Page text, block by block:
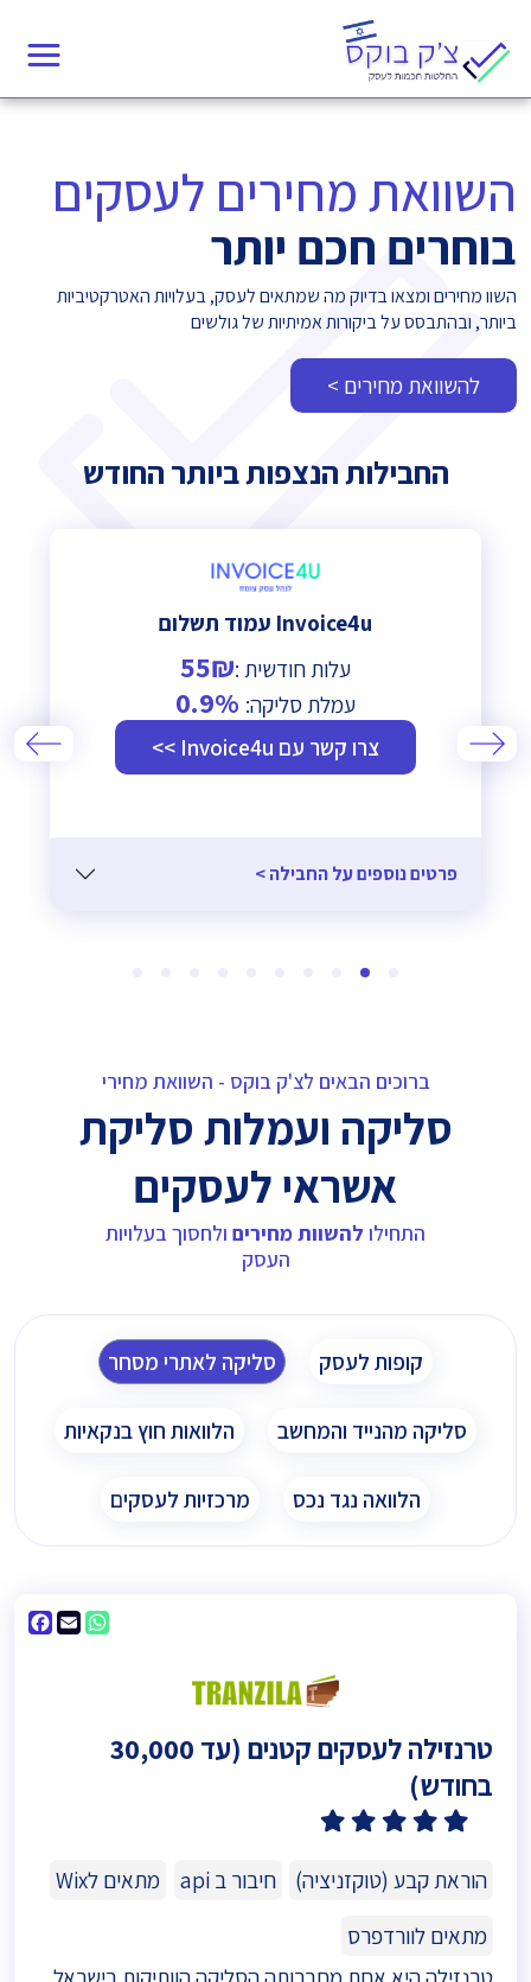
content
השוואת מחירים לעסקים
בוחרים חכם יותר
השוו מחירים ומצאו בדיוק מה שמתאים לעסק, בעלויות האטרקטיביות
ביותר, ובהתבסס על ביקורות אמיתיות של גולשים
להשוואת מחירים >
החבילות הנצפות ביותר החודש
Invoice4u עמוד תשלום
עלות חודשית :55₪
עמלת סליקה:
צרו קשר עם Invoice4u >>
פרטים נוספים על החבילה >
ברוכים הבאים לצ'ק בוקס - השוואת מחירי
סליקה ועמלות סליקת
אשראי לעסקים
התחילו להשוות מחירים ולחסוך בעלויות
העסק
קופות לעסק סליקה לאתרי מסחר
סליקה מהנייד והמחשב הלוואות חוץ בנקאיות
הלוואה נגד נכס מרכזיות לעסקים
Email
WhatsApp
טרנזילה לעסקים קטנים (עד 30,000
בחודש)
הוראת קבע (טוקזניציה) חיבור ב api
מתאים לWix
מתאים לוורדפרס